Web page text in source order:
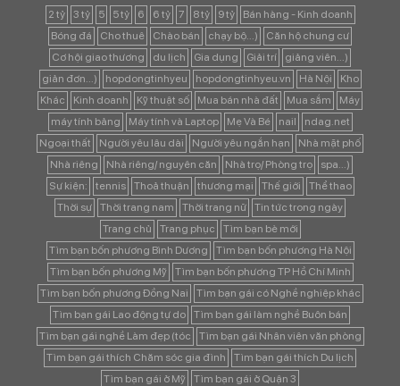
2 tỷ 3 tỷ 5 5 tỷ 6 6 tỷ 7 8 tỷ 9 tỷ
Bán hàng - Kinh doanh
Bóng đá
Cho thuê Chào bán chạy bộ...)
Căn hộ chung cư
Cơ hội giao thương
du lịch Gia dụng Giải trí
giảng viên...)
giản đơn...)
hopdongtinhyeu hopdongtinhyeu.vn Hà Nội
Kho
Khác
Kinh doanh Kỹ thuật số Mua bán nhà đất Mua sắm
Máy
máy tính bảng
Máy tính và Laptop Mẹ Và Bé nail
ndag.net
Ngoại thất
Người yêu lâu dài Người yêu ngắn hạn
Nhà mặt phố
Nhà riêng
Nhà riêng/ nguyên căn Nhà trọ/ Phòng trọ
spa...)
Sự kiện:
tennis Thoả thuận thương mại Thế giới
Thể thao
Thời sự
Thời trang nam Thời trang nữ
Tin tức trong ngày
Trang chủ
Trang phục
Tìm bạn bè mới
Tìm bạn bốn phương Bình Dương
Tìm bạn bốn phương Hà Nội
Tìm bạn bốn phương Mỹ
Tìm bạn bốn phương TP Hồ Chí Minh
Tìm bạn bốn phương Đồng Nai
Tìm bạn gái có Nghề nghiệp khác
Tìm bạn gái Lao động tự do
Tìm bạn gái làm nghề Buôn bán
Tìm bạn gái nghề Làm đẹp (tóc
Tìm bạn gái Nhân viên văn phòng
Tìm bạn gái thích Chăm sóc gia đình
Tìm bạn gái thích Du lịch
Tìm bạn gái ở Mỹ
Tìm bạn gái ở Quận 3